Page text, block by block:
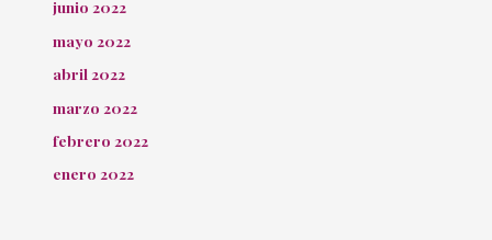
junio 2022
mayo 2022
abril 2022
marzo 2022
febrero 2022
enero 2022